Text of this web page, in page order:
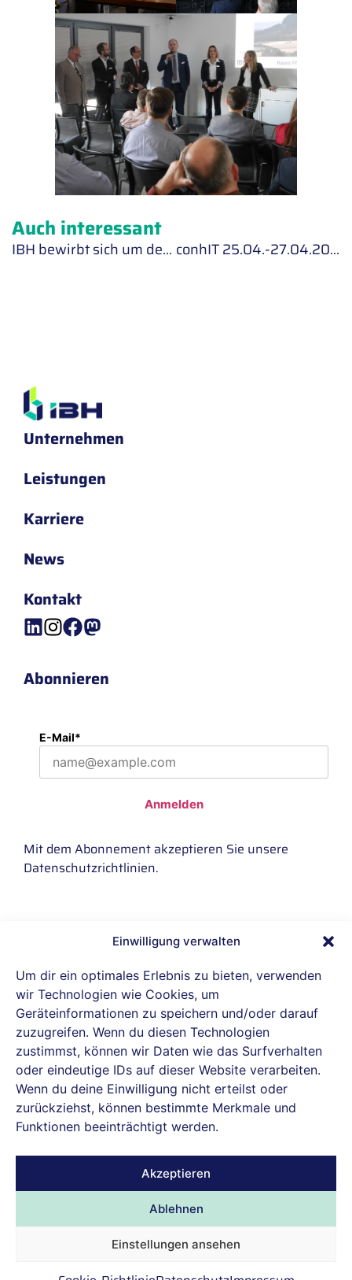
Einwilligung verwalten
Um dir ein optimales Erlebnis zu bieten, verwenden
wir Technologien wie Cookies, um
Geräteinformationen zu speichern und/oder darauf
zuzugreifen. Wenn du diesen Technologien
zustimmst, können wir Daten wie das Surfverhalten
oder eindeutige IDs auf dieser Website verarbeiten.
Wenn du deine Einwilligung nicht erteilst oder
zurückziehst, können bestimmte Merkmale und
Funktionen beeinträchtigt werden.
Akzeptieren
Ablehnen
Einstellungen ansehen
Auch interessant
IBH bewirbt sich um den Deutschen Rechenzentrumspreis (DRZP) conhIT 25.04.-27.04.2017
Unternehmen
Leistungen
Karriere
News
Kontakt
Abonnieren
E-Mail*
Anmelden
Mit dem Abonnement akzeptieren Sie unsere
Datenschutzrichtlinien.
IBH connect GmbH ist offizieller Reseller-
Partner von Proxmox Server Solutions.
Datenschutz
Cookie-Richtlinie (EU)
Allgemeine Geschäftsbedingungen
Impressum
@ 2026 IBH connect GmbH. Alle Rechte
vorbehalten.